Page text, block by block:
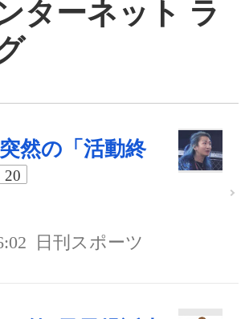
ターネット ラ
然の「活動終
20
日刊スポーツ